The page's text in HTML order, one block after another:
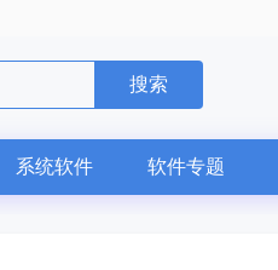
搜索
系统软件 软件专题